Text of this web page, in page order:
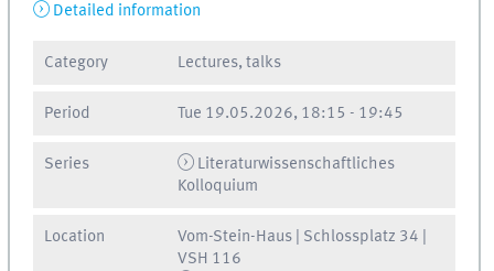
Detailed information
Category Lectures, talks
Period Tue 19.05.2026, 18:15 - 19:45
Series
Literaturwissenschaftliches
Kolloquium
Location
Vom-Stein-Haus | Schlossplatz 34 |
VSH 116